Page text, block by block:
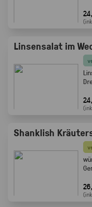
Linsensalat im
Shanklish